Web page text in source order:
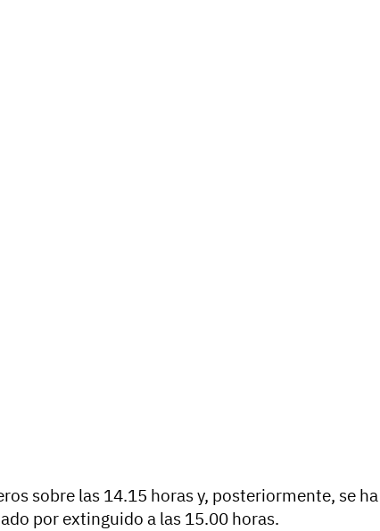
sobre las 14.15 horas y, posteriormente, se ha
por extinguido a las 15.00 horas.